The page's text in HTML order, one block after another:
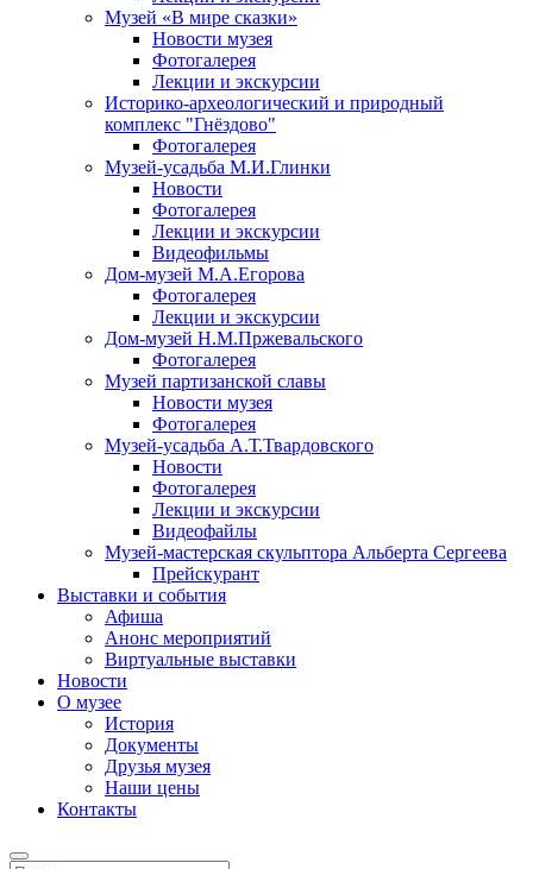
Музей «В мире сказки»
Новости музея
Фотогалерея
Лекции и экскурсии
Историко-археологический и природный
комплекс "Гнёздово"
Фотогалерея
Музей-усадьба М.И.Глинки
Новости
Фотогалерея
Лекции и экскурсии
Видеофильмы
Дом-музей М.А.Егорова
Фотогалерея
Лекции и экскурсии
Дом-музей Н.М.Пржевальского
Фотогалерея
Музей партизанской славы
Новости музея
Фотогалерея
Музей-усадьба А.Т.Твардовского
Новости
Фотогалерея
Лекции и экскурсии
Видеофайлы
Музей-мастерская скульптора Альберта Сергеева
Прейскурант
Выставки и события
Афиша
Анонс мероприятий
Виртуальные выставки
Новости
О музее
История
Документы
Друзья музея
Наши цены
Контакты